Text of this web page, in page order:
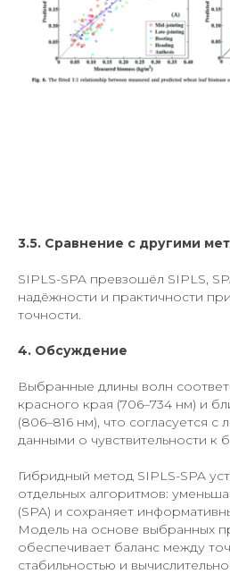
3.5. Сравнение с другими
SIPLS-SPA превзошёл SIPLS,
надёжности и практичности
точности.
4. Обсуждение
Выбранные длины волн
красного края (706–734 нм) и
(806–816 нм), что согласуется с
данными о чувствительности к
Гибридный метод SIPLS-SPA
отдельных алгоритмов:
(SPA) и сохраняет
Модель на основе выбранных
обеспечивает баланс между
стабильностью и